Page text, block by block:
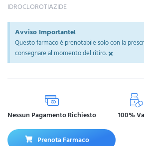
IDROCLOROTIAZIDE
Avviso Importante!
Questo farmaco è prenotabile solo con la
consegnare al momento del ritiro.×
Nessun Pagamento Richiesto 100%
Prenota Farmaco